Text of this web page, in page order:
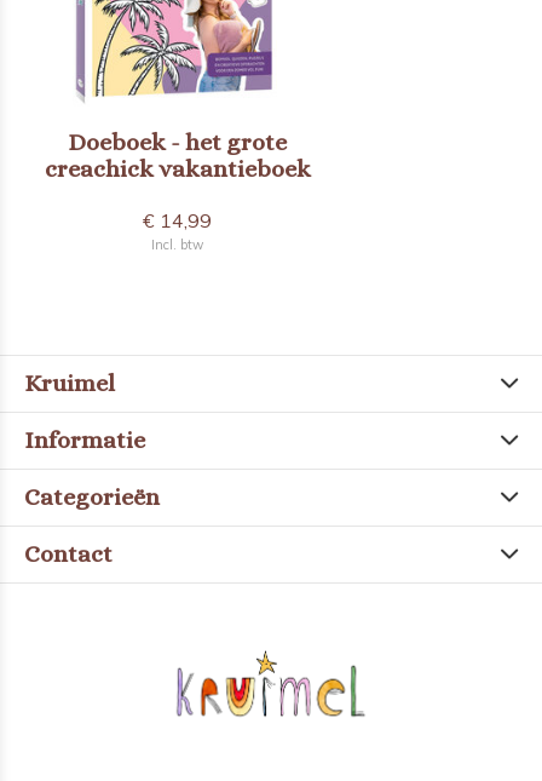
Doeboek - het grote
creachick vakantieboek
€ 14,99
Incl. btw
Kruimel
Informatie
Categorieën
Contact